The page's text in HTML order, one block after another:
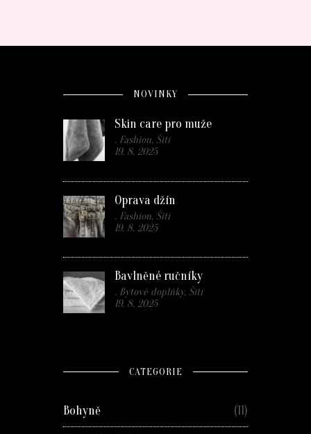
NOVINKY
Skin care pro muže
. Fashion, Šití
19. 8. 2025
Oprava džín
. Fashion, Šití
19. 8. 2025
Bavlněné ručníky
. Bytové doplňky, Šití
19. 8. 2025
CATEGORIE
Bohyně (11)